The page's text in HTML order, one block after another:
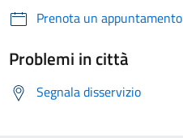
Prenota un appuntamento
Problemi in città
Segnala disservizio